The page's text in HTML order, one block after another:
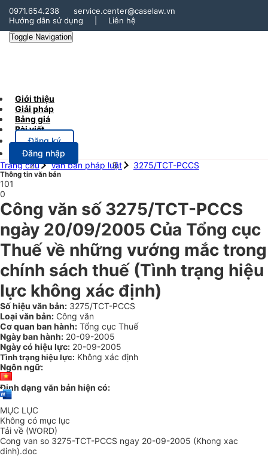
0971.654.238
service.center@caselaw.vn
Hướng dẫn sử dụng
Liên hệ
Toggle Navigation
Giới thiệu
Giải pháp
Bảng giá
Bài viết
Đăng ký
Đăng nhập
Trang chủ
Văn bản pháp luật 3275/TCT-PCCS
Thông tin văn bản
101
0
Công văn số 3275/TCT-PCCS
ngày 20/09/2005 Của Tổng cục
Thuế về những vướng mắc trong
chính sách thuế (Tình trạng hiệu
lực không xác định)
Số hiệu văn bản: 3275/TCT-PCCS
Loại văn bản: Công văn
Cơ quan ban hành: Tổng cục Thuế
Ngày ban hành: 20-09-2005
Ngày có hiệu lực: 20-09-2005
Tình trạng hiệu lực: Không xác định
Ngôn ngữ:
Định dạng văn bản hiện có:
MỤC LỤC
Không có mục lục
Tải về (WORD)
Cong van so 3275-TCT-PCCS ngay 20-09-2005 (Khong xac
dinh).doc